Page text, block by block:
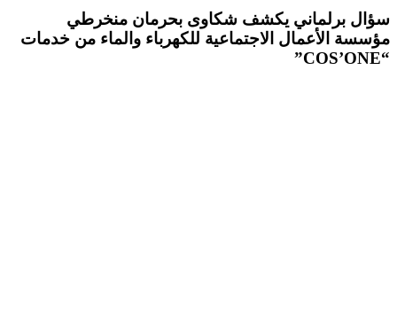
سؤال برلماني يكشف شكاوى بحرمان منخرطي
مؤسسة الأعمال الاجتماعية للكهرباء والماء من خدمات
“COS’ONE”